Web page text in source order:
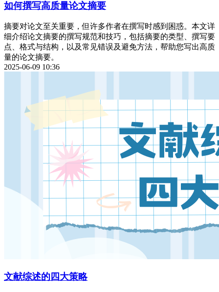
如何撰写高质量论文摘要
摘要对论文至关重要，但许多作者在撰写时感到困惑。本文详
细介绍论文摘要的撰写规范和技巧，包括摘要的类型、撰写要
点、格式与结构，以及常见错误及避免方法，帮助您写出高质
量的论文摘要。
2025-06-09 10:36
文献综述的四大策略